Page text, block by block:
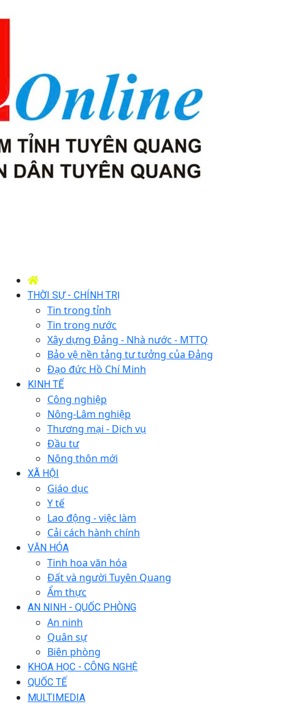
THỜI SỰ - CHÍNH TRỊ
Tin trong tỉnh
Tin trong nước
Xây dựng Đảng - Nhà nước - MTTQ
Bảo vệ nền tảng tư tưởng của Đảng
Đạo đức Hồ Chí Minh
KINH TẾ
Công nghiệp
Nông-Lâm nghiệp
Thương mại - Dịch vụ
Đầu tư
Nông thôn mới
XÃ HỘI
Giáo dục
Y tế
Lao động - việc làm
Cải cách hành chính
VĂN HÓA
Tinh hoa văn hóa
Đất và người Tuyên Quang
Ẩm thực
AN NINH - QUỐC PHÒNG
An ninh
Quân sự
Biên phòng
KHOA HỌC - CÔNG NGHỆ
QUỐC TẾ
MULTIMEDIA